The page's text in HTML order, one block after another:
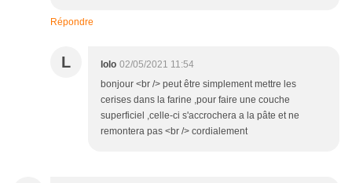
Répondre
L lolo 02/05/2021 11:54
bonjour <br /> peut être simplement mettre les
cerises dans la farine ,pour faire une couche
superficiel ,celle-ci s'accrochera a la pâte et ne
remontera pas <br /> cordialement